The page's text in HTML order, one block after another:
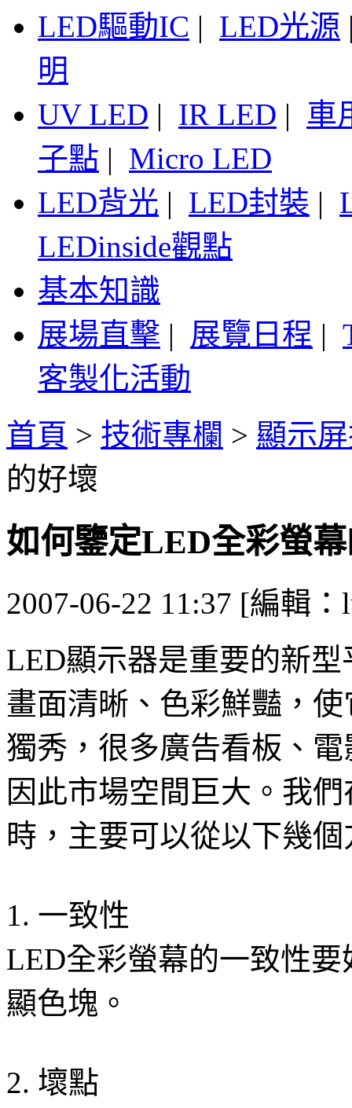
LED驅動IC | LED光源
明
UV LED | IR LED | 車
子點 | Micro LED
LED背光 | LED封裝 |
LEDinside觀點
基本知識
展場直擊 | 展覽日程 |
客製化活動
首頁 > 技術專欄 > 顯示
的好壞
如何鑒定LED全彩螢
2007-06-22 11:37 [編輯：
LED顯示器是重要的新
畫面清晰、色彩鮮豔，
獨秀，很多廣告看板、
因此市場空間巨大。我
時，主要可以從以下幾
1. 一致性
LED全彩螢幕的一致性
顯色塊。
2. 壞點